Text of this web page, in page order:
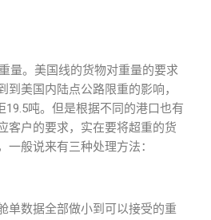
量。美国线的货物对重量的要求
到美国内陆点公路限重的影响，
19.5吨。但是根据不同的港口也有
客户的要求，实在要将超重的货
一般说来有三种处理方法：
单数据全部做小到可以接受的重